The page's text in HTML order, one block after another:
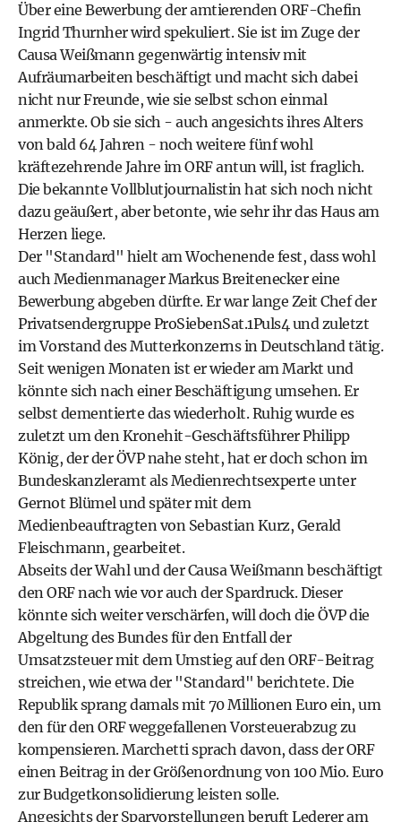
Über eine Bewerbung der amtierenden ORF-Chefin
Ingrid Thurnher wird spekuliert. Sie ist im Zuge der
Causa Weißmann gegenwärtig intensiv mit
Aufräumarbeiten beschäftigt und macht sich dabei
nicht nur Freunde, wie sie selbst schon einmal
anmerkte. Ob sie sich - auch angesichts ihres Alters
von bald 64 Jahren - noch weitere fünf wohl
kräftezehrende Jahre im ORF antun will, ist fraglich.
Die bekannte Vollblutjournalistin hat sich noch nicht
dazu geäußert, aber betonte, wie sehr ihr das Haus am
Herzen liege.
Der "Standard" hielt am Wochenende fest, dass wohl
auch Medienmanager Markus Breitenecker eine
Bewerbung abgeben dürfte. Er war lange Zeit Chef der
Privatsendergruppe ProSiebenSat.1Puls4 und zuletzt
im Vorstand des Mutterkonzerns in Deutschland tätig.
Seit wenigen Monaten ist er wieder am Markt und
könnte sich nach einer Beschäftigung umsehen. Er
selbst dementierte das wiederholt. Ruhig wurde es
zuletzt um den Kronehit-Geschäftsführer Philipp
König, der der ÖVP nahe steht, hat er doch schon im
Bundeskanzleramt als Medienrechtsexperte unter
Gernot Blümel und später mit dem
Medienbeauftragten von Sebastian Kurz, Gerald
Fleischmann, gearbeitet.
Abseits der Wahl und der Causa Weißmann beschäftigt
den ORF nach wie vor auch der Spardruck. Dieser
könnte sich weiter verschärfen, will doch die ÖVP die
Abgeltung des Bundes für den Entfall der
Umsatzsteuer mit dem Umstieg auf den ORF-Beitrag
streichen, wie etwa der "Standard" berichtete. Die
Republik sprang damals mit 70 Millionen Euro ein, um
den für den ORF weggefallenen Vorsteuerabzug zu
kompensieren. Marchetti sprach davon, dass der ORF
einen Beitrag in der Größenordnung von 100 Mio. Euro
zur Budgetkonsolidierung leisten solle.
Angesichts der Sparvorstellungen beruft Lederer am